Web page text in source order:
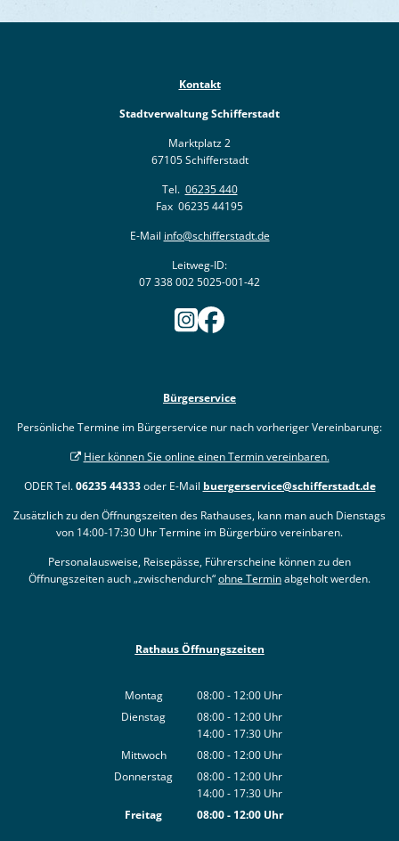
Kontakt
Stadtverwaltung Schifferstadt
Marktplatz 2
67105 Schifferstadt
Tel. 06235 440
Fax 06235 44195
E-Mail info@schifferstadt.de
Leitweg-ID:
07 338 002 5025-001-42
Bürgerservice
Persönliche Termine im Bürgerservice nur nach vorheriger Vereinbarung:
Hier können Sie online einen Termin vereinbaren.
ODER Tel.06235 44333oder E-Mail buergerservice@schifferstadt.de
Zusätzlich zu den Öffnungszeiten des Rathauses, kann man auch Dienstags
von 14:00-17:30 Uhr Termine im Bürgerbüro vereinbaren.
Personalausweise, Reisepässe, Führerscheine können zu den
Öffnungszeiten auch „zwischendurch“ohne Terminabgeholt werden.
Rathaus Öffnungszeiten
Montag 08:00- 12:00 Uhr
Von 08:00 bis 12:00 Uhr
Dienstag 08:00- 12:00 Uhr
Von 08:00 bis 12:00 Uhr
14:00- 17:30 Uhr
Von 14:00 bis 17:30 Uhr
Mittwoch 08:00- 12:00 Uhr
Von 08:00 bis 12:00 Uhr
Donnerstag 08:00- 12:00 Uhr
Von 08:00 bis 12:00 Uhr
14:00- 17:30 Uhr
Von 14:00 bis 17:30 Uhr
Freitag 08:00- 12:00Uhr